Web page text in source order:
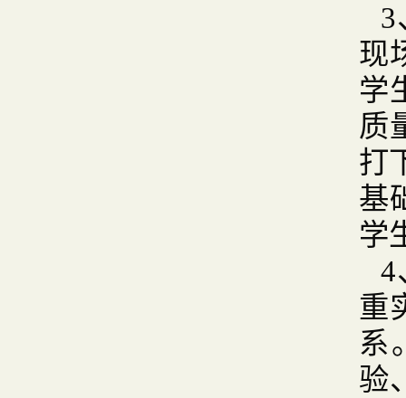
3
现
学
质
打
基
学
4
重
系
验